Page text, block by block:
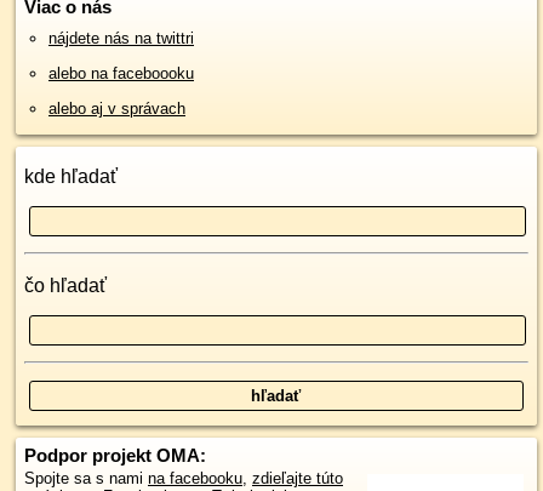
Viac o nás
nájdete nás na twittri
alebo na faceboooku
alebo aj v správach
kde hľadať
čo hľadať
Podpor projekt OMA:
Spojte sa s nami na facebooku, zdieľajte túto